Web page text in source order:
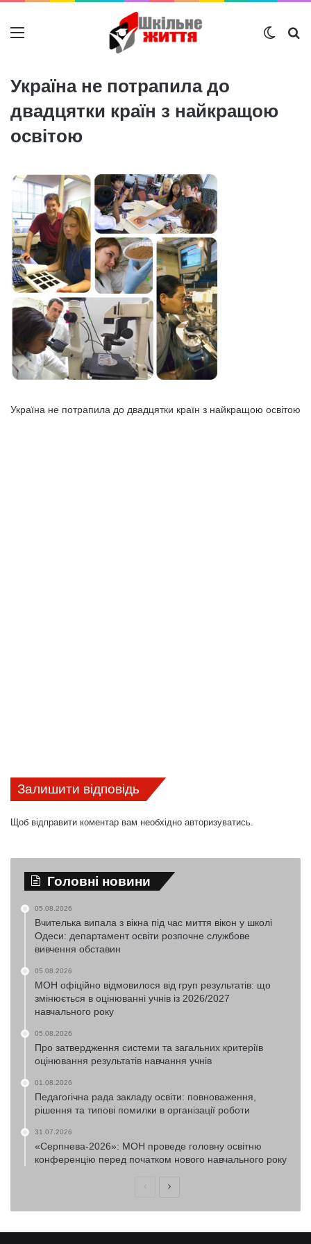
Меню
Україна не потрапила до
двадцятки країн з найкращою
освітою
Україна не потрапила до двадцятки країн з найкращою освітою
Залишити відповідь
Щоб відправити коментар вам необхідно авторизуватись.
Головні новини
05.08.2026
Вчителька випала з вікна під час миття вікон у школі
Одеси: департамент освіти розпочне службове
вивчення обставин
05.08.2026
МОН офіційно відмовилося від груп результатів: що
змінюється в оцінюванні учнів із 2026/2027
навчального року
05.08.2026
Про затвердження системи та загальних критеріїв
оцінювання результатів навчання учнів
01.08.2026
Педагогічна рада закладу освіти: повноваження,
рішення та типові помилки в організації роботи
31.07.2026
«Серпнева-2026»: МОН проведе головну освітню
конференцію перед початком нового навчального року
ПопередняНаступна